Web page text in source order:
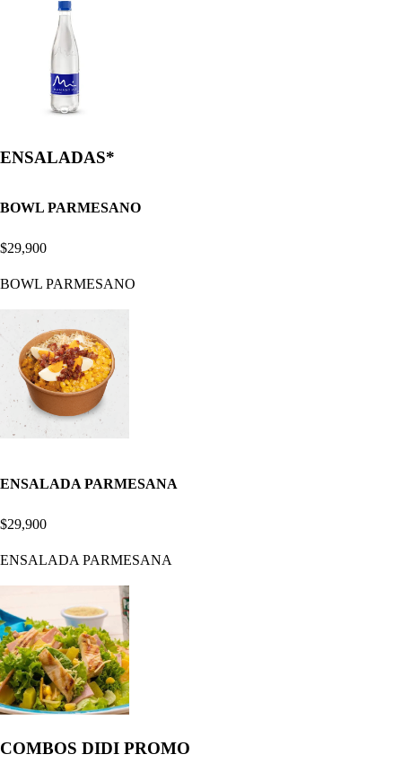
ENSALADAS*
BOWL PARMESANO
$29,900
BOWL PARMESANO
ENSALADA PARMESANA
$29,900
ENSALADA PARMESANA
COMBOS DIDI PROMO